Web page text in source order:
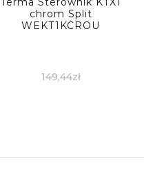
chrom Split
WEKT1KCROU
149,44zł